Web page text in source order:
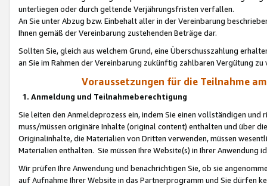
unterliegen oder durch geltende Verjährungsfristen verfallen.
An Sie unter Abzug bzw. Einbehalt aller in der Vereinbarung
Ihnen gemäß der Vereinbarung zustehenden Beträge dar.
Sollten Sie, gleich aus welchem Grund, eine Überschusszahlung
an Sie im Rahmen der Vereinbarung zukünftig zahlbaren Vergütung zu
Voraussetzungen für die Teilnahme
1. Anmeldung und Teilnahmeberechtigung
Sie leiten den Anmeldeprozess ein, indem Sie einen vollständigen
muss/müssen originäre Inhalte (original content) enthalten und über
Originalinhalte, die Materialien von Dritten verwenden, müssen
Materialien enthalten. Sie müssen Ihre Website(s) in Ihrer Anwendung
Wir prüfen Ihre Anwendung und benachrichtigen Sie, ob sie
auf Aufnahme Ihrer Website in das Partnerprogramm und Sie dürfen